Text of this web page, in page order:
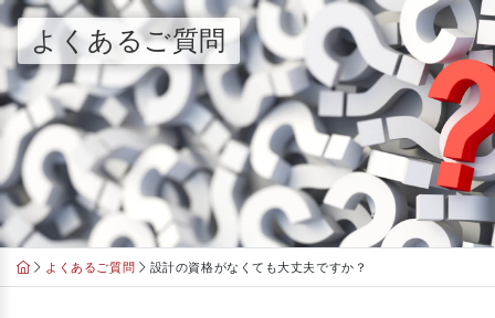
Skip
content
よくあるご質問
よくあるご質問 設計の資格がなくても大丈夫ですか？